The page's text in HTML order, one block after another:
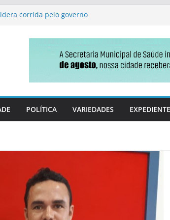
corrida pelo governo
só vez
conquista na
básica
bingo e comidas típicas
POLÍTICA VARIEDADES EXPEDIENTE